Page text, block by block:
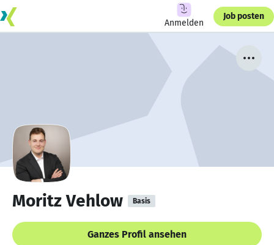
Anmelden
Job posten
Moritz Vehlow Basis
Ganzes Profil ansehen